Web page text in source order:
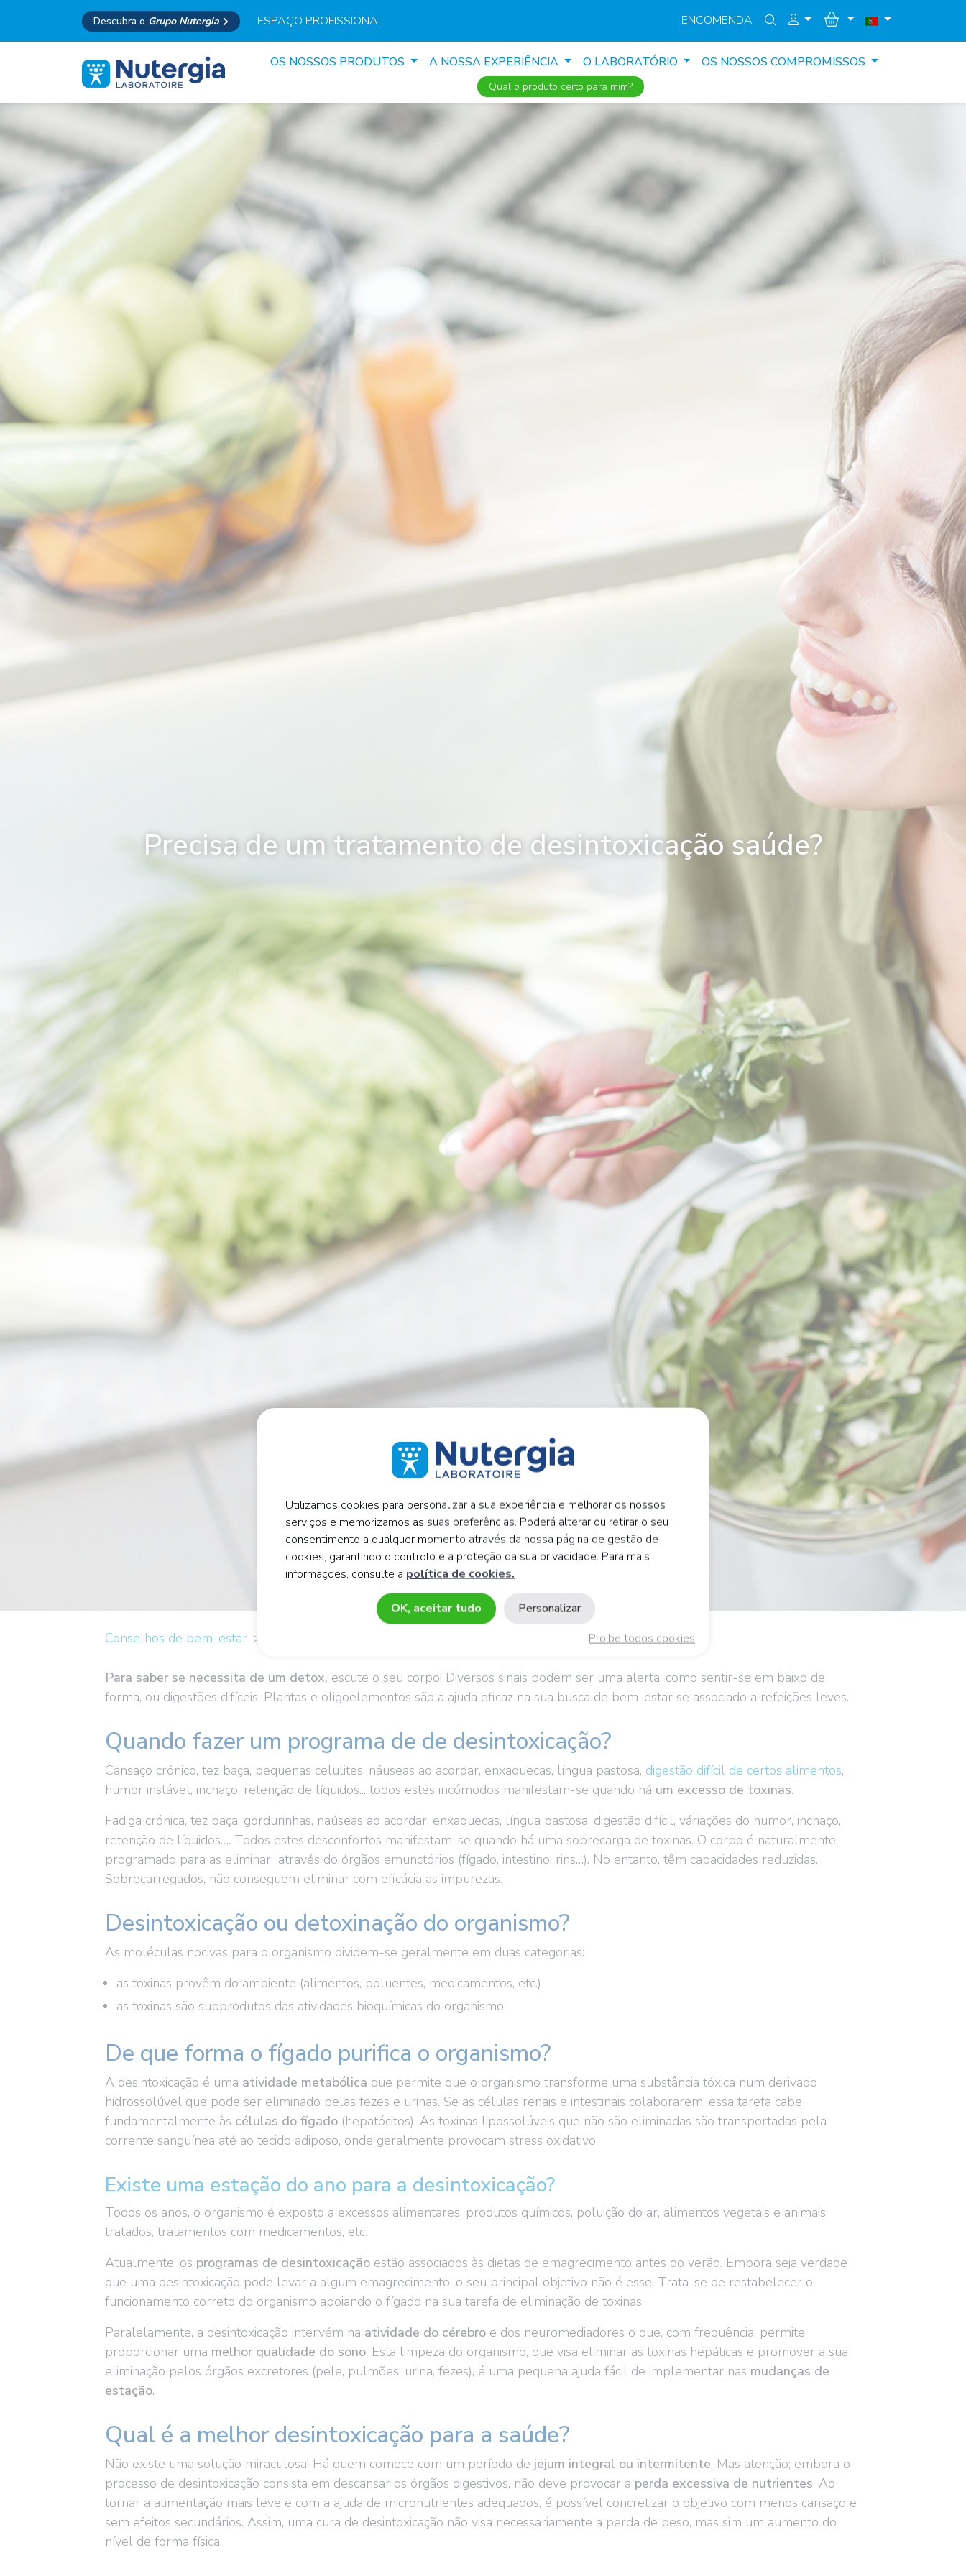
Descubra o Grupo Nutergia ESPAÇO PROFISSIONAL ENCOMENDA
OS NOSSOS PRODUTOS A NOSSA EXPERIÊNCIA O LABORATÓRIO OS NOSSOS COMPROMISSOS
Qual o produto certo para mim?
Precisa de um tratamento de desintoxicação saúde?
Conselhos de bem-estar
Para saber se necessita de um detox, escute o seu corpo! Diversos sinais podem ser uma alerta, como sentir-se em baixo de
forma, ou digestões difíceis. Plantas e oligoelementos são a ajuda eficaz na sua busca de bem-estar se associado a refeições leves.
Quando fazer um programa de de desintoxicação?
Cansaço crónico, tez baça, pequenas celulites, náuseas ao acordar, enxaquecas, língua pastosa, digestão difícil de certos alimentos,
humor instável, inchaço, retenção de líquidos... todos estes incómodos manifestam-se quando há um excesso de toxinas.
Fadiga crónica, tez baça, gordurinhas, naúseas ao acordar, enxaquecas, língua pastosa, digestão difícil, váriações do humor, inchaço,
retenção de líquidos…. Todos estes desconfortos manifestam-se quando há uma sobrecarga de toxinas. O corpo é naturalmente
programado para as eliminar através do órgãos emunctórios (fígado, intestino, rins…). No entanto, têm capacidades reduzidas.
Sobrecarregados, não conseguem eliminar com eficácia as impurezas.
Desintoxicação ou detoxinação do organismo?
As moléculas nocivas para o organismo dividem-se geralmente em duas categorias:
as toxinas provêm do ambiente (alimentos, poluentes, medicamentos, etc.)
as toxinas são subprodutos das atividades bioquímicas do organismo.
De que forma o fígado purifica o organismo?
A desintoxicação é uma atividade metabólica que permite que o organismo transforme uma substância tóxica num derivado
hidrossolúvel que pode ser eliminado pelas fezes e urinas. Se as células renais e intestinais colaborarem, essa tarefa cabe
fundamentalmente às células do fígado (hepatócitos). As toxinas lipossolúveis que não são eliminadas são transportadas pela
corrente sanguínea até ao tecido adiposo, onde geralmente provocam stress oxidativo.
Existe uma estação do ano para a desintoxicação?
Todos os anos, o organismo é exposto a excessos alimentares, produtos químicos, poluição do ar, alimentos vegetais e animais
tratados, tratamentos com medicamentos, etc.
Atualmente, os programas de desintoxicação estão associados às dietas de emagrecimento antes do verão. Embora seja verdade
que uma desintoxicação pode levar a algum emagrecimento, o seu principal objetivo não é esse. Trata-se de restabelecer o
funcionamento correto do organismo apoiando o fígado na sua tarefa de eliminação de toxinas.
Paralelamente, a desintoxicação intervém na atividade do cérebro e dos neuromediadores o que, com frequência, permite
proporcionar uma melhor qualidade do sono. Esta limpeza do organismo, que visa eliminar as toxinas hepáticas e promover a sua
eliminação pelos órgãos excretores (pele, pulmões, urina, fezes), é uma pequena ajuda fácil de implementar nas mudanças de
estação.
Qual é a melhor desintoxicação para a saúde?
Não existe uma solução miraculosa! Há quem comece com um período de jejum integral ou intermitente. Mas atenção; embora o
processo de desintoxicação consista em descansar os órgãos digestivos, não deve provocar a perda excessiva de nutrientes. Ao
tornar a alimentação mais leve e com a ajuda de micronutrientes adequados, é possível concretizar o objetivo com menos cansaço e
sem efeitos secundários. Assim, uma cura de desintoxicação não visa necessariamente a perda de peso, mas sim um aumento do
nível de forma física.
Utilizamos cookies para personalizar a sua experiência e melhorar os nossos
serviços e memorizamos as suas preferências. Poderá alterar ou retirar o seu
consentimento a qualquer momento através da nossa página de gestão de
cookies, garantindo o controlo e a proteção da sua privacidade. Para mais
informações, consulte a política de cookies.
OK, aceitar tudo
Proibe todos cookies
Personalizar